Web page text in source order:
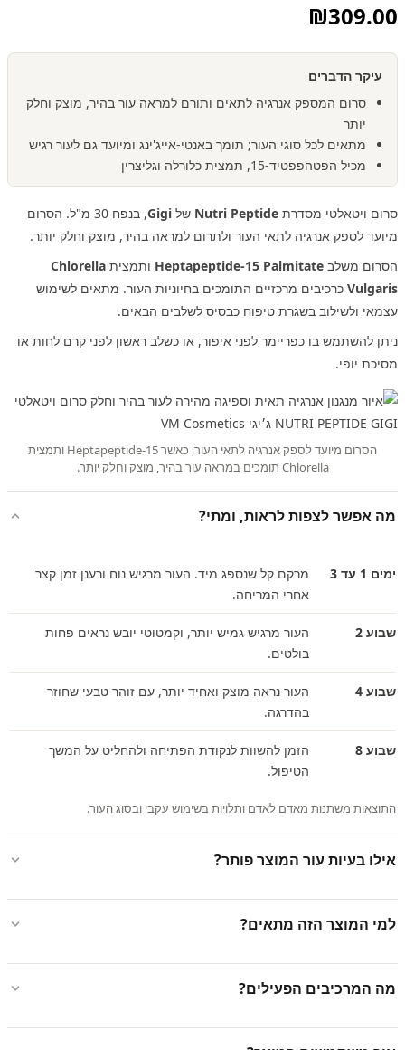
₪309.00
עיקר הדברים
סרום המספק אנרגיה לתאים ותורם למראה עור בהיר, מוצק וחלק
יותר
מתאים לכל סוגי העור; תומך באנטי-אייג'ינג ומיועד גם לעור רגיש
מכיל הפטהפפטיד-15, תמצית כלורלה וגליצרין
סרום ויטאלטי מסדרת Nutri Peptide של Gigi
, בנפח 30 מ"ל. הסרום
מיועד לספק אנרגיה לתאי העור ולתרום למראה בהיר, מוצק וחלק יותר.
הסרום משלב Heptapeptide-15 Palmitate ותמצית Chlorella
Vulgaris כרכיבים מרכזיים התומכים בחיוניות העור. מתאים לשימוש
עצמאי ולשילוב בשגרת טיפוח כבסיס לשלבים הבאים.
ניתן להשתמש בו כפריימר לפני איפור, או כשלב ראשון לפני קרם לחות או
מסיכת יופי.
הסרום מיועד לספק אנרגיה לתאי העור, כאשר Heptapeptide-15 ותמצית
Chlorella תומכים במראה עור בהיר, מוצק וחלק יותר.
מה אפשר לצפות לראות, ומתי?
ימים 1 עד 3
מרקם קל שנספג מיד. העור מרגיש נוח ורענן זמן קצר
אחרי המריחה.
שבוע 2
העור מרגיש גמיש יותר, וקמטוטי יובש נראים פחות
בולטים.
שבוע 4
העור נראה מוצק ואחיד יותר, עם זוהר טבעי שחוזר
בהדרגה.
שבוע 8
הזמן להשוות לנקודת הפתיחה ולהחליט על המשך
הטיפול.
התוצאות משתנות מאדם לאדם ותלויות בשימוש עקבי ובסוג העור.
אילו בעיות עור המוצר פותר?
למי המוצר הזה מתאים?
מה המרכיבים הפעילים?